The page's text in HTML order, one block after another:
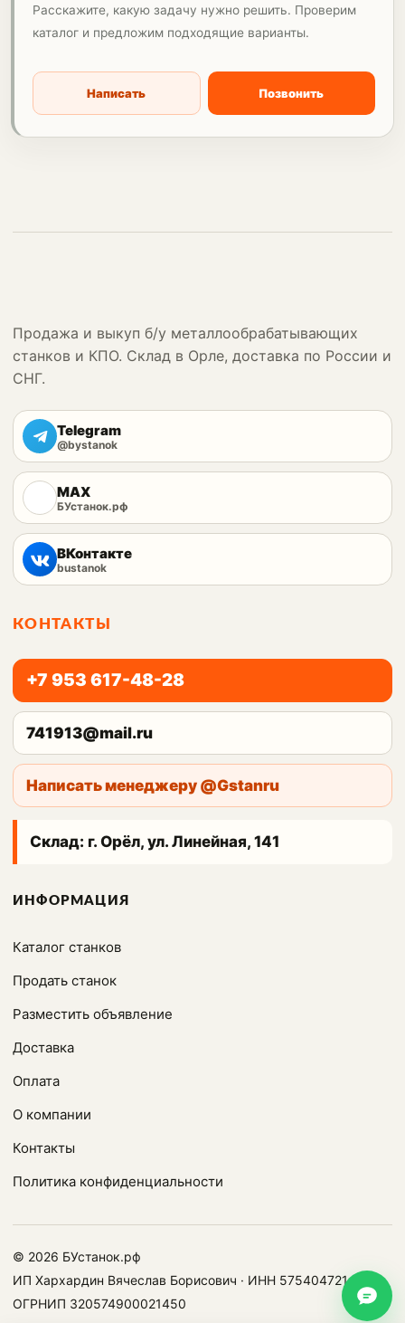
Расскажите, какую задачу нужно решить. Проверим
каталог и предложим подходящие варианты.
Написать Позвонить
Продажа и выкуп б/у металлообрабатывающих
станков и КПО. Склад в Орле, доставка по России и
СНГ.
Telegram
@bystanok
MAX
БУстанок.рф
ВКонтакте
bustanok
КОНТАКТЫ
+7 953 617-48-28
741913@mail.ru
Написать менеджеру @Gstanru
Склад: г. Орёл, ул. Линейная, 141
ИНФОРМАЦИЯ
Каталог станков
Продать станок
Разместить объявление
Доставка
Оплата
О компании
Контакты
Политика конфиденциальности
© 2026 БУстанок.рф
ИП Хархардин Вячеслав Борисович · ИНН 575404721478 ·
ОГРНИП 320574900021450